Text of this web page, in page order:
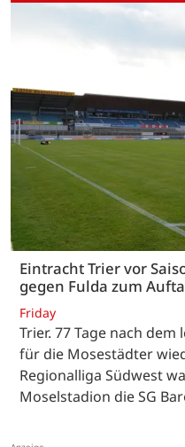
Eintracht Trier vor
gegen Fulda zum
Friday
Trier. 77 Tage nach
für die Mosestädter
Regionalliga Südwest
Moselstadion die SG